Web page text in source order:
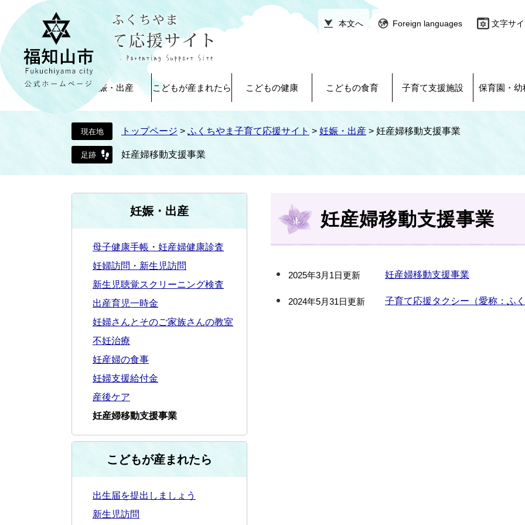
ジ
の
先
頭
ュ
ー
を
飛
本文へ Foreign languages 文字サ
妊娠・出産 こどもが産まれたら こどもの健康 こどもの食育 子育て支援施設 保育園・幼
トップページ > ふくちやま子育て応援サイト > 妊娠・出産 > 妊産婦移動支援事業
妊産婦移動支援事業
妊産婦移動支援事業
2025年3月1日更新 妊産婦移動支援事業
2024年5月31日更新 子育て応援タクシー（愛称：ふ
妊娠・出産
母子健康手帳・妊産婦健康診査
妊婦訪問・新生児訪問
新生児聴覚スクリーニング検査
出産育児一時金
妊婦さんとそのご家族さんの教室
不妊治療
妊産婦の食事
妊婦支援給付金
産後ケア
妊産婦移動支援事業
こどもが産まれたら
出生届を提出しましょう
新生児訪問